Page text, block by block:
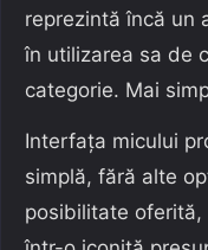
reprezintă încă un
în utilizarea sa de
categorie. Mai
Interfața micului
simplă, fără alte
posibilitate oferită,